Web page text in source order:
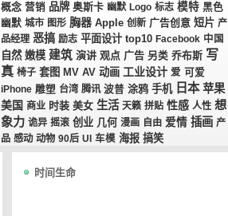
概念 营销 品牌 奥斯卡 幽默 Logo 标志 模特 黑色
幽默 城市 图形 胸器 Apple 创新 广告创意 短片 产
品经理 恶搞 励志 平面设计 top10 Facebook 中国
自然 嫩模 建筑 演讲 观点 广告 另类 乔布斯 写
真 椅子 套图 MV AV 动画 工业设计 爱 可爱
iPhone 雕塑 台湾 腾讯 波普 涂鸦 手机 日本 苹果
美国 商业 时装 美女 生活 天籁 拼贴 性感 人性 想
象力 诡异 摇滚 创业 几何 漫画 自由 爱情 插画 产
品 感动 动物 90后 UI 车模 海报 搞笑
时间生命